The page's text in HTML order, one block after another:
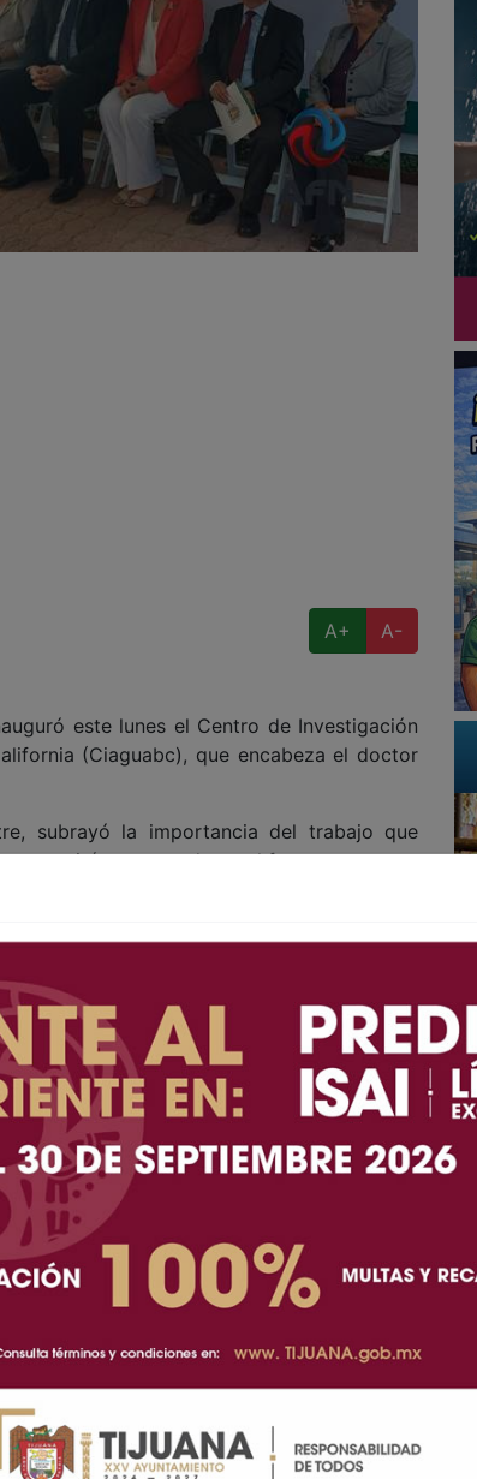
A+
A-
este lunes el Centro de Investigación
(Ciaguabc), que encabeza el doctor
subrayó la importancia del trabajo que
se irán agravando en el futuro.
Ciaguabc, que surge como una plataforma
el análisis y con la solución de los
académico, de investigación, con la
Nuestro enfoque –dijo- “se basa en el
un profundo compromiso social, lo que nos
representa un cambio de paradigma
del agua en el Estado.
lluvias, a veces intensas pero breves
hacia el mar, lo que limita la
del Río Colorado, fuente esencial
sin embargo, el crecimiento económico
la disponibilidad.
la cuenca y ha reducido las entregas de
la oportunidad de impulsar soluciones